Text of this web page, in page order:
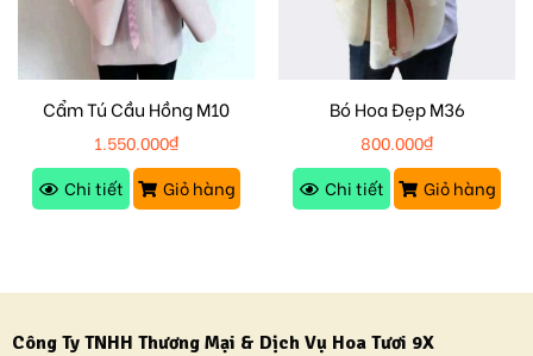
Cẩm Tú Cầu Hồng M10
1.550.000₫
Chi tiết
Giỏ hàng
Bó Hoa Đẹp M36
800.000₫
Chi tiết
Giỏ hàng
Công Ty TNHH Thương Mại & Dịch Vụ Hoa Tươi 9X